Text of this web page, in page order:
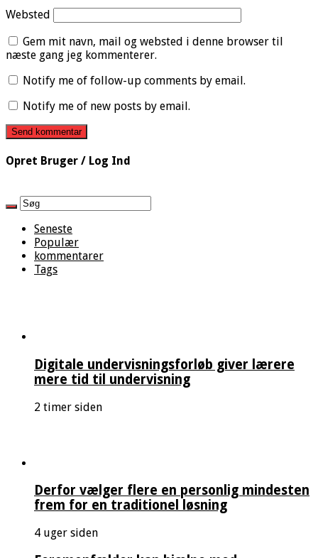
Websted
Gem mit navn, mail og websted i denne browser til
næste gang jeg kommenterer.
Notify me of follow-up comments by email.
Notify me of new posts by email.
Opret Bruger / Log Ind
Seneste
Populær
kommentarer
Tags
Digitale undervisningsforløb giver lærere
mere tid til undervisning
2 timer siden
Derfor vælger flere en personlig mindesten
frem for en traditionel løsning
4 uger siden